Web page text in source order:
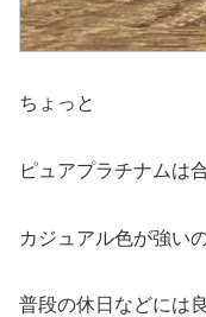
ちょっと
ピュアプラチナムは
カジュアル色が強い
普段の休日などには